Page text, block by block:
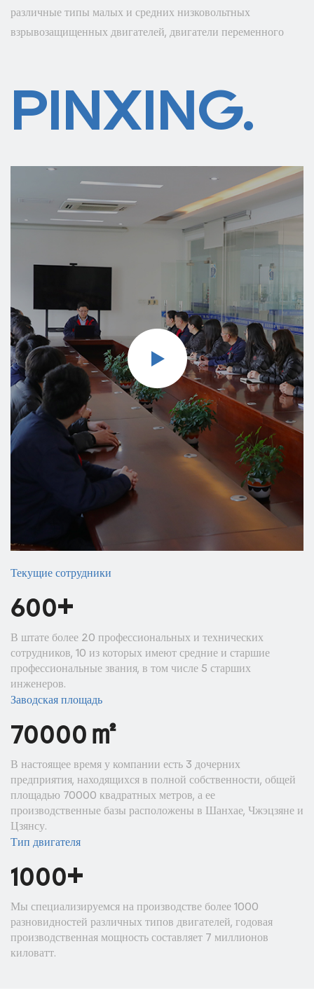
различные типы малых и средних низковольтных
взрывозащищенных двигателей, двигатели переменного
широко используются в областях добычи угля, металлургии,
цемента, производства бумаги, защиты окружающей среды,
нефти, химии, текстиля, дорожного движения, водного
предприятия. Мы движемся к энергосбережению,
эффективности, защите окружающей среды, комплексной
автоматизации и интернационализации. Компания
Shanghai Pinxing Explosion-proof Motor Co., Ltd
стремится предоставлять хорошие продукты для двигателей
и решения в области технологий двигателей для глобальных
промышленных предприятий и различных областей, а также
превратить компанию «Pinxing» в поставщика решений в
области технологий двигателей и производителя
двигателей в мировой автомобильной промышленности.
PINXING.
Текущие сотрудники
600+
В штате более 20 профессиональных и технических
сотрудников, 10 из которых имеют средние и старшие
профессиональные звания, в том числе 5 старших
инженеров.
Заводская площадь
70000 ㎡
В настоящее время у компании есть 3 дочерних
предприятия, находящихся в полной собственности, общей
площадью 70000 квадратных метров, а ее
производственные базы расположены в Шанхае, Чжэцзяне и
Цзянсу.
Тип двигателя
1000+
Мы специализируемся на производстве более 1000
разновидностей различных типов двигателей, годовая
производственная мощность составляет 7 миллионов
киловатт.